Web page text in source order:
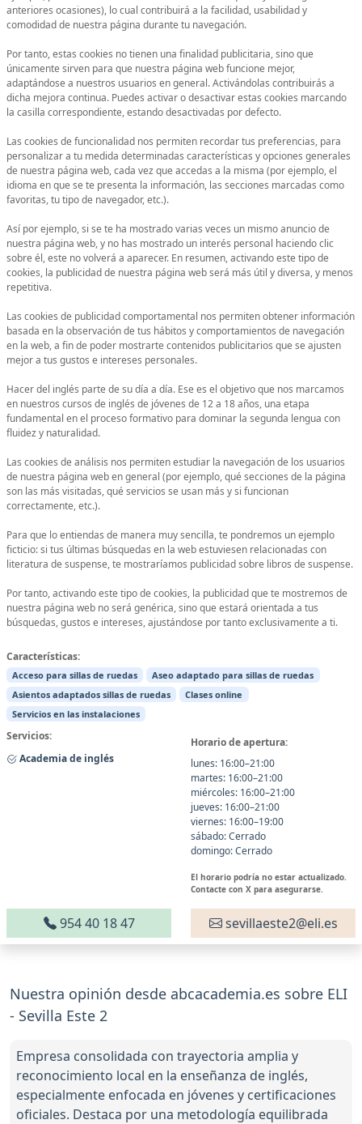
anteriores ocasiones), lo cual contribuirá a la facilidad, usabilidad y
comodidad de nuestra página durante tu navegación.
Por tanto, estas cookies no tienen una finalidad publicitaria, sino que
únicamente sirven para que nuestra página web funcione mejor,
adaptándose a nuestros usuarios en general. Activándolas contribuirás a
dicha mejora continua. Puedes activar o desactivar estas cookies marcando
la casilla correspondiente, estando desactivadas por defecto.
Las cookies de funcionalidad nos permiten recordar tus preferencias, para
personalizar a tu medida determinadas características y opciones generales
de nuestra página web, cada vez que accedas a la misma (por ejemplo, el
idioma en que se te presenta la información, las secciones marcadas como
favoritas, tu tipo de navegador, etc.).
Así por ejemplo, si se te ha mostrado varias veces un mismo anuncio de
nuestra página web, y no has mostrado un interés personal haciendo clic
sobre él, este no volverá a aparecer. En resumen, activando este tipo de
cookies, la publicidad de nuestra página web será más útil y diversa, y menos
repetitiva.
Las cookies de publicidad comportamental nos permiten obtener información
basada en la observación de tus hábitos y comportamientos de navegación
en la web, a fin de poder mostrarte contenidos publicitarios que se ajusten
mejor a tus gustos e intereses personales.
Hacer del inglés parte de su día a día. Ese es el objetivo que nos marcamos
en nuestros cursos de inglés de jóvenes de 12 a 18 años, una etapa
fundamental en el proceso formativo para dominar la segunda lengua con
fluidez y naturalidad.
Las cookies de análisis nos permiten estudiar la navegación de los usuarios
de nuestra página web en general (por ejemplo, qué secciones de la página
son las más visitadas, qué servicios se usan más y si funcionan
correctamente, etc.).
Para que lo entiendas de manera muy sencilla, te pondremos un ejemplo
ficticio: si tus últimas búsquedas en la web estuviesen relacionadas con
literatura de suspense, te mostraríamos publicidad sobre libros de suspense.
Por tanto, activando este tipo de cookies, la publicidad que te mostremos de
nuestra página web no será genérica, sino que estará orientada a tus
búsquedas, gustos e intereses, ajustándose por tanto exclusivamente a ti.
Características:
Acceso para sillas de ruedas
Aseo adaptado para sillas de ruedas
Asientos adaptados sillas de ruedas
Clases online
Servicios en las instalaciones
Servicios:
Academia de inglés
Horario de apertura:
lunes: 16:00–21:00
martes: 16:00–21:00
miércoles: 16:00–21:00
jueves: 16:00–21:00
viernes: 16:00–19:00
sábado: Cerrado
domingo: Cerrado
El horario podría no estar actualizado.
Contacte con X para asegurarse.
954 40 18 47 sevillaeste2@eli.es
Nuestra opinión desde abcacademia.es sobre ELI
- Sevilla Este 2
Empresa consolidada con trayectoria amplia y
reconocimiento local en la enseñanza de inglés,
especialmente enfocada en jóvenes y certificaciones
oficiales. Destaca por una metodología equilibrada